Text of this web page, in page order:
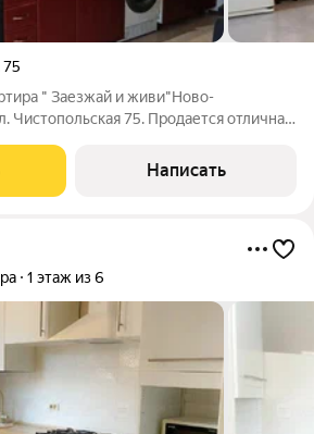
75
" Заезжай и живи"Ново-
Чистопольская 75. Продается отличная
Квартира с дизайнерским
Написать
1 этаж из 6